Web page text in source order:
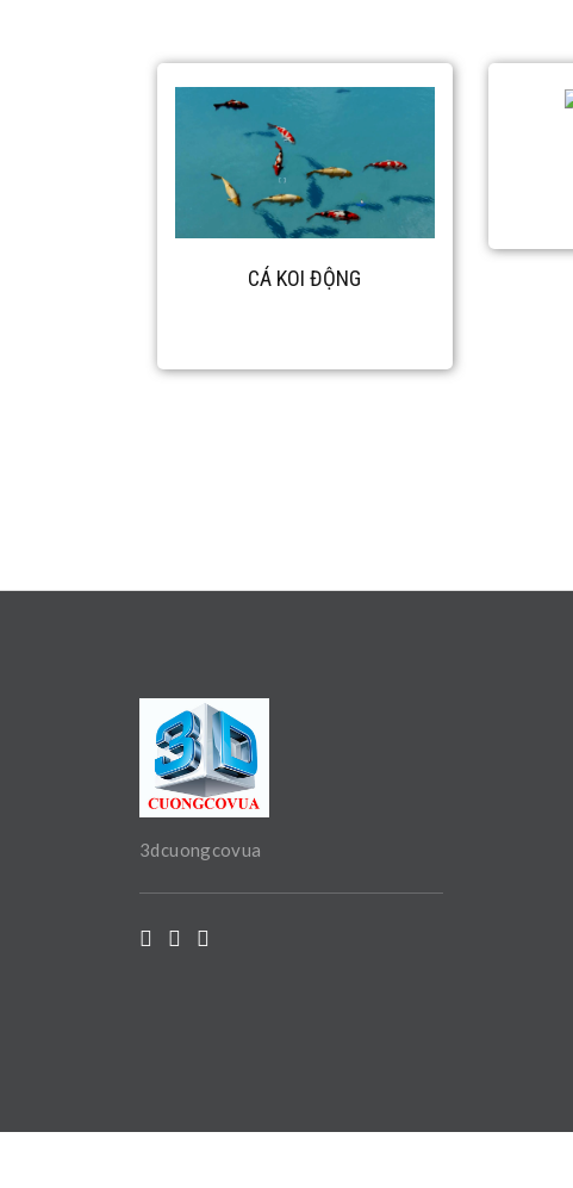
CÁ KOI ĐỘNG
3dcuongcovua